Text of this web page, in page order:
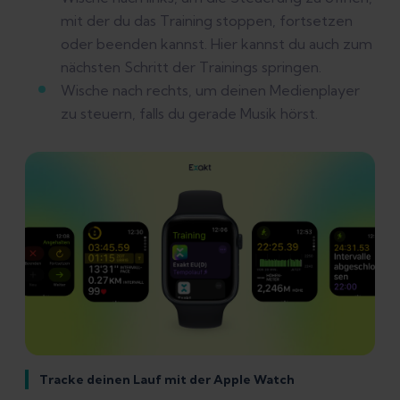
mit der du das Training stoppen, fortsetzen
oder beenden kannst. Hier kannst du auch zum
nächsten Schritt der Trainings springen.
Wische nach rechts, um deinen Medienplayer
zu steuern, falls du gerade Musik hörst.
Tracke deinen Lauf mit der Apple Watch